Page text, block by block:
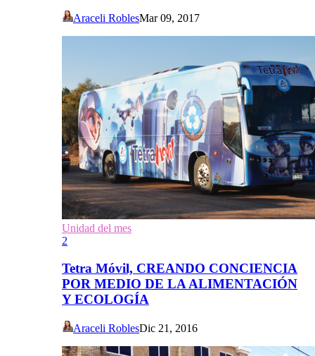
Araceli RoblesMar 09, 2017
Unidad del mes
2
Tetra Móvil, CREANDO CONCIENCIA
POR MEDIO DE LA ALIMENTACIÓN
Y ECOLOGÍA
Araceli RoblesDic 21, 2016